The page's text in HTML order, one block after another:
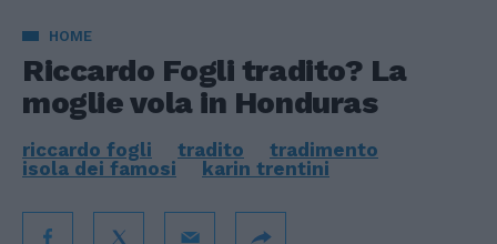
HOME
Riccardo Fogli tradito? La
moglie vola in Honduras
riccardo fogli tradito
tradimento
isola dei famosi
karin trentini